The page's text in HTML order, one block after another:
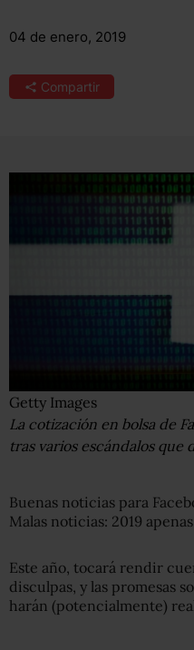
04 de enero, 2019
Compartir
Getty Images
La cotización en bolsa de
tras varios escándalos que
Buenas noticias para
Malas noticias: 2019
Este año, tocará rendir
disculpas, y las promesas
harán (potencialmente)